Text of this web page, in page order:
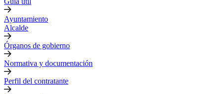
Ayuntamiento
Alcalde
Órganos de gobierno
Normativa y documentación
Perfil del contratante